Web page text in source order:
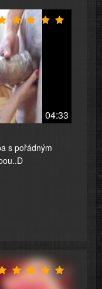
04:33
s pořádným